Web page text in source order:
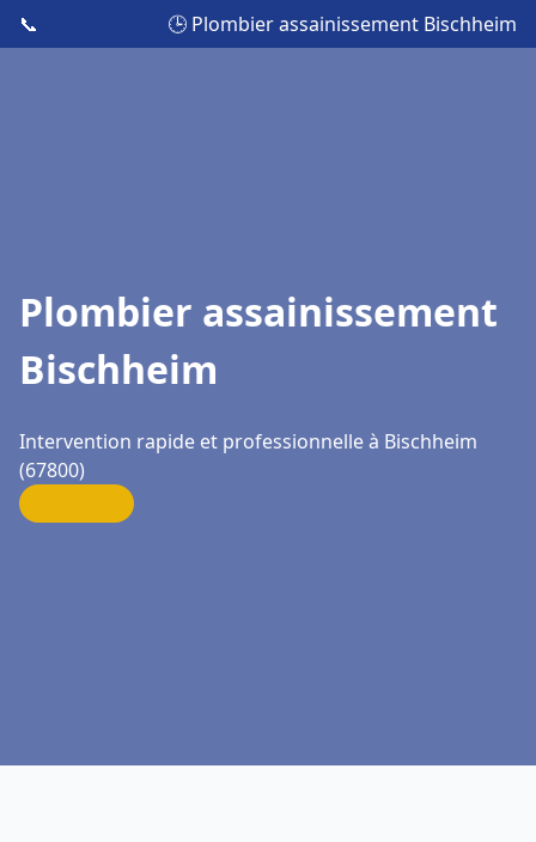
📞 🕒 Plombier assainissement Bischheim
Plombier assainissement
Bischheim
Intervention rapide et professionnelle à Bischheim
(67800)